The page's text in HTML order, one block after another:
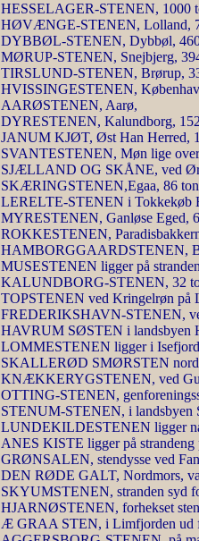
HESSELAGER-STENEN, 1000
HØVÆNGE-STENEN, Lolland,
DYBBØL-STENEN, Dybbøl,
MØRUP-STENEN, Snejbjerg,
TIRSLUND-STENEN, Brørup,
HVISSINGESTENEN,
AARØSTENEN, Aarø,
DYRESTENEN, Kalundborg,
JANUM KJØT, Øst Han Herred,
SVANTESTENEN, Møn lige
SJÆLLAND OG SKÅNE, ved
SKÆRINGSTENEN,Egaa, 86
LERELTE-STENEN i Tokkekøb
MYRESTENEN, Ganløse Eged,
ROKKESTENEN,
HAMBORGGAARDSTENEN,
MUSESTENEN ligger på
KALUNDBORG-STENEN, 32
TOPSTENEN ved Kringelrøn på
FREDERIKSHAVN-STENEN,
HAVRUM SØSTEN i landsbyen
LOMMESTENEN ligger i
SKALLERØD SMØRSTEN
KNÆKKERYGSTENEN, ved
OTTING-STENEN,
STENUM-STENEN, i landsbyen
LUNDEKILDESTENEN ligger
ANES KISTE ligger på strandeng
GRØNSALEN, stendysse ved
DEN RØDE GALT, Nordmors,
SKYUMSTENEN, stranden syd
HJARNØSTENEN, forhekset
Æ GRAA STEN, i Limfjorden ud